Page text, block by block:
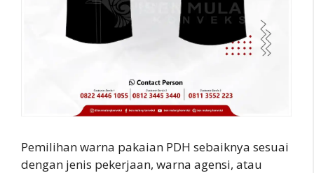
Pemilihan warna pakaian PDH sebaiknya sesuai
dengan jenis pekerjaan, warna agensi, atau